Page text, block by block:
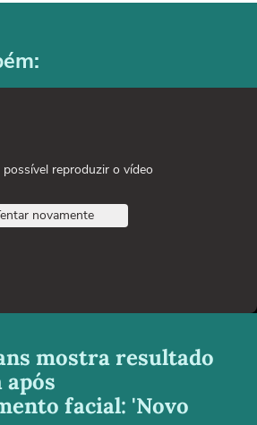
possível reproduzir o vídeo
novamente
mostra resultado
após
facial: 'Novo